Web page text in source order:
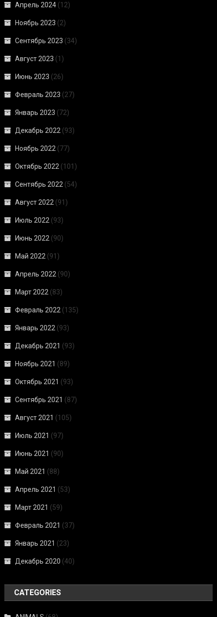
Апрель 2024 (12)
Ноябрь 2023 (2)
Сентябрь 2023 (34)
Август 2023 (1)
Июнь 2023 (26)
Февраль 2023 (27)
Январь 2023 (72)
Декабрь 2022 (93)
Ноябрь 2022 (77)
Октябрь 2022 (101)
Сентябрь 2022 (54)
Август 2022 (91)
Июль 2022 (93)
Июнь 2022 (90)
Май 2022 (91)
Апрель 2022 (90)
Март 2022 (83)
Февраль 2022 (135)
Январь 2022 (93)
Декабрь 2021 (93)
Ноябрь 2021 (89)
Октябрь 2021 (93)
Сентябрь 2021 (87)
Август 2021 (105)
Июль 2021 (97)
Июнь 2021 (90)
Май 2021 (88)
Апрель 2021 (53)
Март 2021 (59)
Февраль 2021 (37)
Январь 2021 (23)
Декабрь 2020 (40)
CATEGORIES